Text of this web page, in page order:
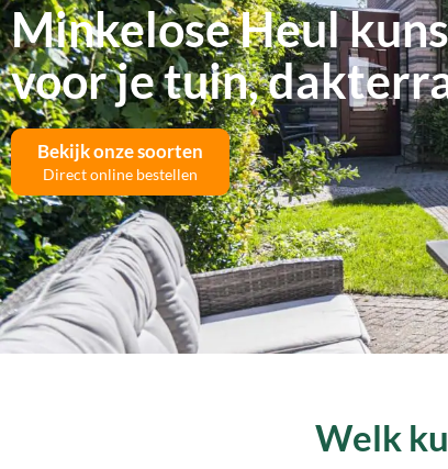
Minkelose Heul
voor je tuin,
Bekijk onze soorten
Direct online bestellen
Welk